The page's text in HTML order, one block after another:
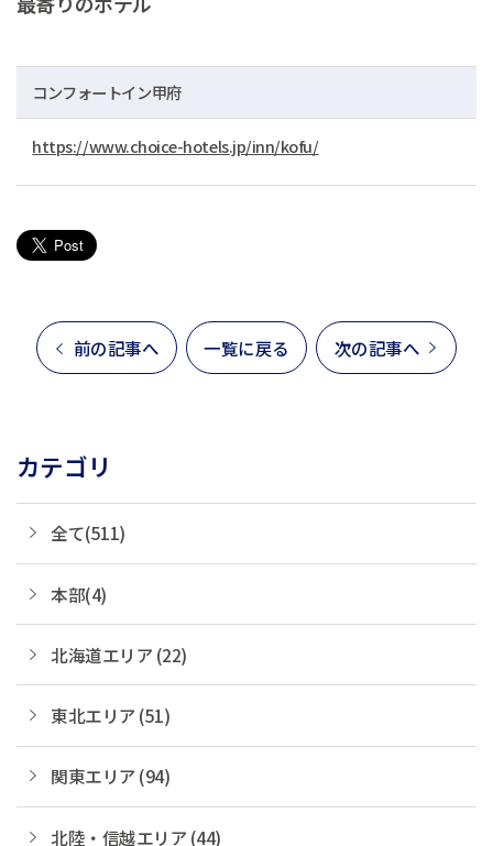
コンフォートイン甲府
https://www.choice-hotels.jp/inn/kofu/
前の記事へ 一覧に戻る 次の記事へ
カテゴリ
全て(511)
本部(4)
北海道エリア (22)
東北エリア (51)
関東エリア (94)
北陸・信越エリア (44)